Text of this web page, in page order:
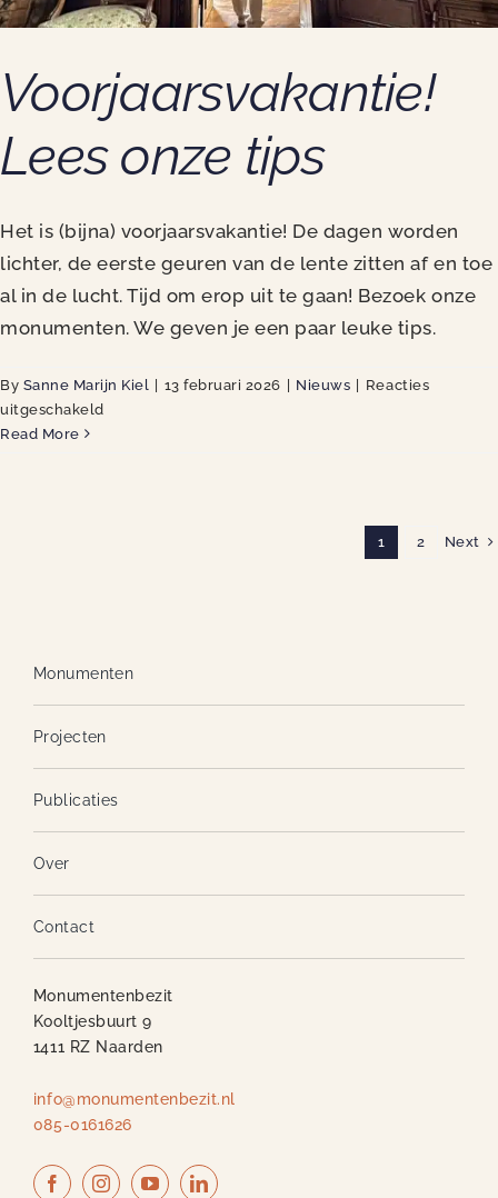
Voorjaarsvakantie!
Lees onze tips
Het is (bijna) voorjaarsvakantie! De dagen worden
lichter, de eerste geuren van de lente zitten af en toe
al in de lucht. Tijd om erop uit te gaan! Bezoek onze
monumenten. We geven je een paar leuke tips.
By Sanne Marijn Kiel | 13 februari 2026 | Nieuws | Reacties
uitgeschakeldvoor
Read More
1 2 Next
Monumenten
Projecten
Publicaties
Over
Contact
Monumentenbezit
Kooltjesbuurt 9
1411 RZ Naarden
info@monumentenbezit.nl
085-0161626